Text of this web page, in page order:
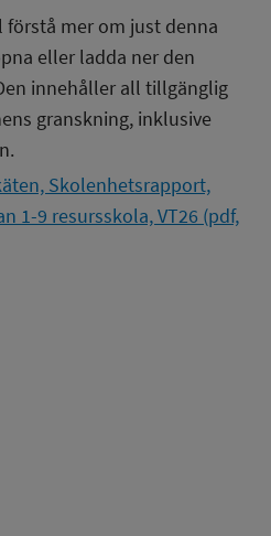
förstå mer om just denna
eller ladda ner den
innehåller all tillgänglig
granskning, inklusive
Skolenhetsrapport,
1-9 resursskola, VT26 (pdf,